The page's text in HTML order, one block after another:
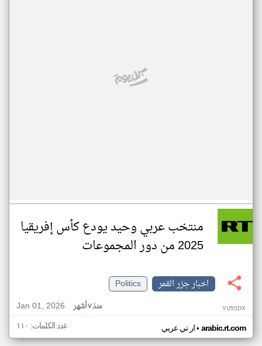
منتخب عربي وحيد يودع كأس إفريقيا
2025 من دور المجموعات
اخبار جزر القمر
Politics
Jan 01, 2026
منذ ٧ أشهر YU55DX
ار تي عربي• arabic.rt.com عدد الكلمات: ١١٠